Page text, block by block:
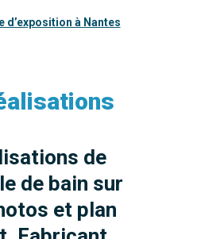
d’exposition à Nantes
de
de bain sur
et plan